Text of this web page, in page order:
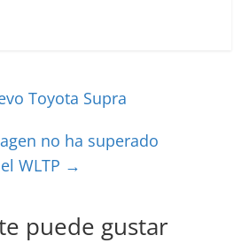
Toyota Supra
no ha superado
WLTP →
puede gustar